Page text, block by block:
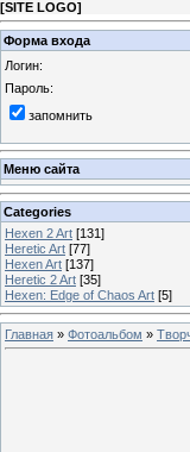
[SITE LOGO]
Форма входа
Логин:
Пароль:
запомнить
Меню сайта
Categories
Hexen 2 Art [131]
Heretic Art [77]
Hexen Art [137]
Heretic 2 Art [35]
Hexen: Edge of Chaos Art [5]
Главная » Фотоальбом »